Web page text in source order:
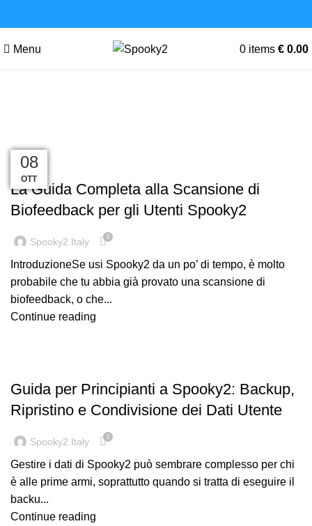
Menu 0 items € 0.00
03
LUG
BIOFEEDBACK
La Guida Completa alla Scansione di
Biofeedback per gli Utenti Spooky2
Spooky2 Italy 0
IntroduzioneSe usi Spooky2 da un po’ di tempo, è molto
probabile che tu abbia già provato una scansione di
biofeedback, o che...
Continue reading
02
APR
Guida per Principianti a Spooky2: Backup,
Ripristino e Condivisione dei Dati Utente
Spooky2 Italy 0
Gestire i dati di Spooky2 può sembrare complesso per chi
è alle prime armi, soprattutto quando si tratta di eseguire il
backu...
Continue reading
04
DIC
15
GEN
31
OTT
23
MAG
08
OTT